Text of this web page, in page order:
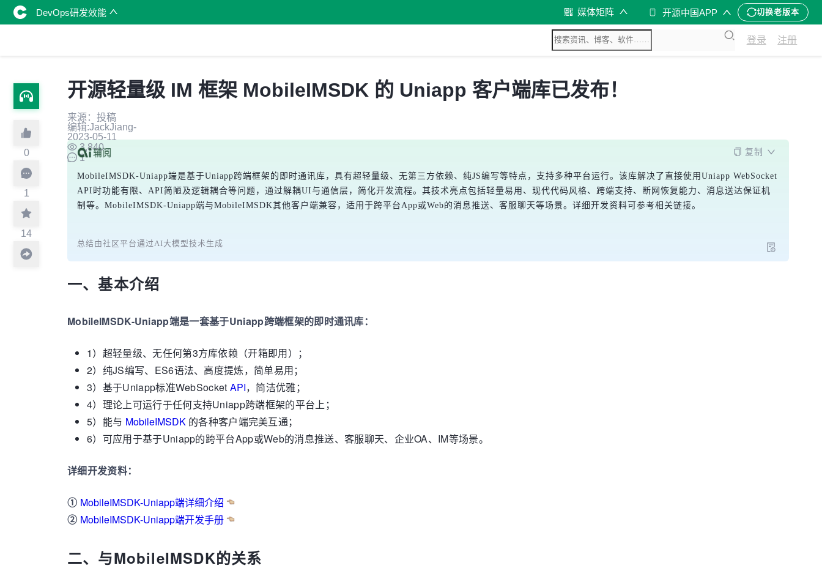
DevOps研发效能 媒体矩阵 开源中国APP 切换老版本
登录 注册
0
1
14
开源轻量级 IM 框架 MobileIMSDK 的 Uniapp 客户端库已发布！
来源：投稿
编辑:JackJiang-
2023-05-11
3,840
1
复制
MobileIMSDK-Uniapp端是基于Uniapp跨端框架的即时通讯库，具有超轻量级、无第三方依赖、纯JS编写等特点，支持多种平台运行。该库解决了直接使用Uniapp WebSocket
API时功能有限、API简陋及逻辑耦合等问题，通过解耦UI与通信层，简化开发流程。其技术亮点包括轻量易用、现代代码风格、跨端支持、断网恢复能力、消息送达保证机
制等。MobileIMSDK-Uniapp端与MobileIMSDK其他客户端兼容，适用于跨平台App或Web的消息推送、客服聊天等场景。详细开发资料可参考相关链接。
总结由社区平台通过AI大模型技术生成
一、基本介绍
MobileIMSDK-Uniapp端是一套基于Uniapp跨端框架的即时通讯库：
1）超轻量级、无任何第3方库依赖（开箱即用）；
2）纯JS编写、ES6语法、高度提炼，简单易用；
3）基于Uniapp标准WebSocket API，简洁优雅；
4）理论上可运行于任何支持Uniapp跨端框架的平台上；
5）能与 MobileIMSDK 的各种客户端完美互通；
6）可应用于基于Uniapp的跨平台App或Web的消息推送、客服聊天、企业OA、IM等场景。
详细开发资料：
① MobileIMSDK-Uniapp端详细介绍
② MobileIMSDK-Uniapp端开发手册
二、与MobileIMSDK的关系